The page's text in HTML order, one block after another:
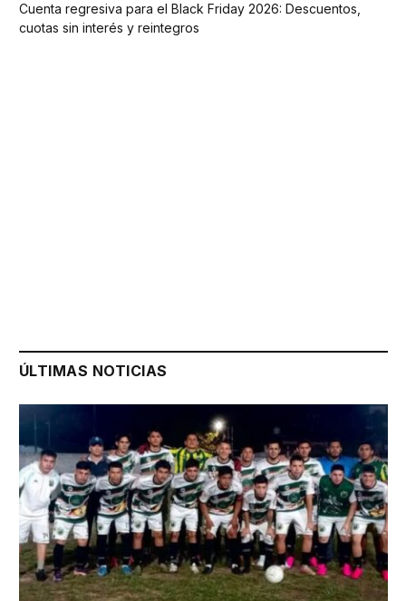
Cuenta regresiva para el Black Friday 2026: Descuentos,
cuotas sin interés y reintegros
ÚLTIMAS NOTICIAS